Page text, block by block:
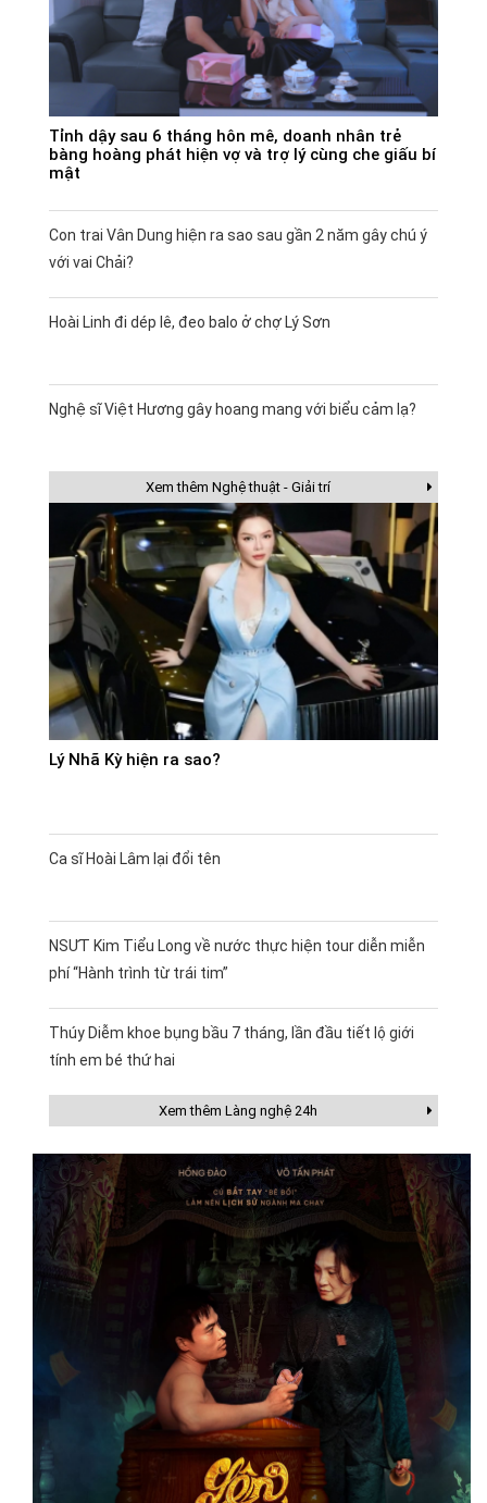
Tỉnh dậy sau 6 tháng hôn mê, doanh nhân trẻ
bàng hoàng phát hiện vợ và trợ lý cùng che giấu bí
mật
Con trai Vân Dung hiện ra sao sau gần 2 năm gây chú ý
với vai Chải?
Hoài Linh đi dép lê, đeo balo ở chợ Lý Sơn
Nghệ sĩ Việt Hương gây hoang mang với biểu cảm lạ?
Xem thêm Nghệ thuật - Giải trí
Lý Nhã Kỳ hiện ra sao?
Ca sĩ Hoài Lâm lại đổi tên
NSƯT Kim Tiểu Long về nước thực hiện tour diễn miễn
phí “Hành trình từ trái tim”
Thúy Diễm khoe bụng bầu 7 tháng, lần đầu tiết lộ giới
tính em bé thứ hai
Xem thêm Làng nghệ 24h